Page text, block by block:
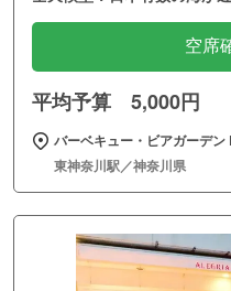
空席
平均予算 5,000円
バーベキュー・ビアガーデ
東神奈川駅／神奈川県